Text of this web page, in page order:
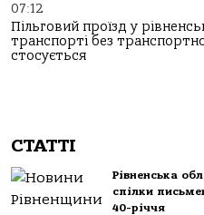
07:12
Пільговий проїзд у
транспорті без
стосується
СТАТТІ
Рівненська
спілки
40-річчя